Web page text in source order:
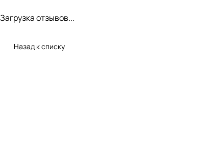
Загрузка отзывов...
Назад к списку